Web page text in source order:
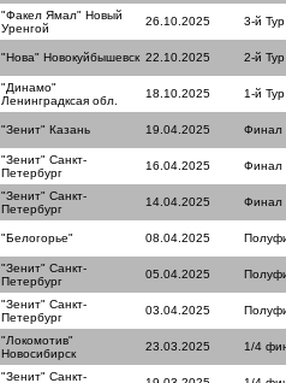
"Факел Ямал" Новый
Уренгой
26.10.2025 3-й Тур
"Нова" Новокуйбышевск 22.10.2025 2-й Тур
"Динамо"
Ленинградксая обл.
18.10.2025 1-й Тур
"Зенит" Казань 19.04.2025 Финал
"Зенит" Санкт-
Петербург
16.04.2025 Финал
"Зенит" Санкт-
Петербург
14.04.2025 Финал
"Белогорье" 08.04.2025
"Зенит" Санкт-
Петербург
05.04.2025
"Зенит" Санкт-
Петербург
03.04.2025
"Локомотив"
Новосибирск
23.03.2025 1/4
"Зенит" Санкт-